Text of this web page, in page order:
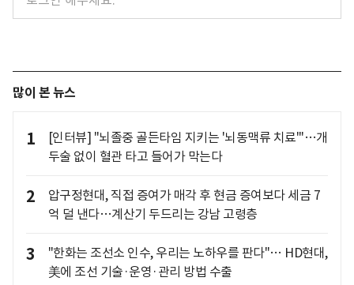
많이 본 뉴스
1
[인터뷰] "뇌졸중 골든타임 지키는 '뇌동맥류 치료'"…개
두술 없이 혈관 타고 들어가 막는다
2
압구정현대, 직접 증여가 매각 후 현금 증여보다 세금 7
억 덜 낸다…계산기 두드리는 강남 고령층
3
"한화는 조선소 인수, 우리는 노하우를 판다"… HD현대,
美에 조선 기술·운영·관리 방법 수출